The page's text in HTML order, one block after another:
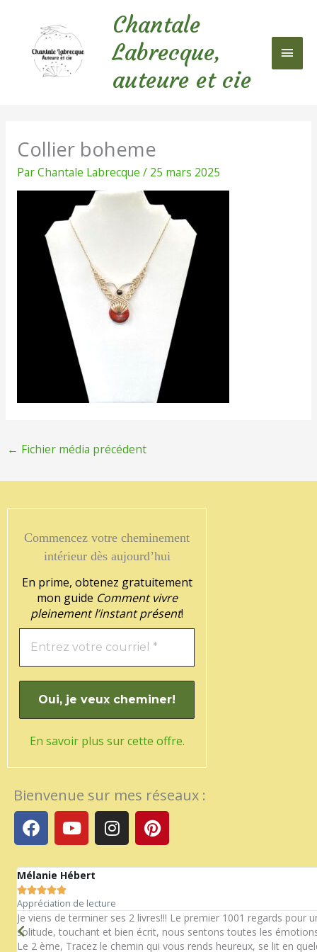
contenu
Chantale
Labrecque,
auteure et cie
Collier boheme
ParChantale Labrecque / 25 mars 2025
← Fichier média précédent
Commencez votre cheminement
intérieur dès aujourd’hui
En prime, obtenez gratuitement
mon guide Comment vivre
pleinement l’instant présent!
En savoir plus sur cette offre.
Bienvenue sur mes réseaux :
F
a
c
e
b
o
o
k
Y
o
u
t
u
b
e
I
n
s
t
g
r
a
P
i
n
t
e
s
Mélanie Hébert

Appréciation de lecture
Je viens de terminer ses 2 livres!!! Le premier 1001 regards pour
solitude, touchant et bien écrit, nous sentons toutes les
Le 2 ème, Tracez le chemin qui vous rends heureux, se lit en